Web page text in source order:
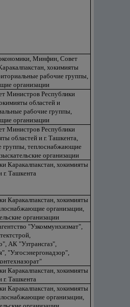
Минфин, Совет
хокимияты
рабочие группы,
организации
Министров Республики
областей и
рабочие группы,
организации
Министров Республики
областей и г. Ташкента,
группы, теплоснабжающие
организации
Каракалпакстан, хокимияты
г. Ташкента
Каракалпакстан, хокимияты
организации,
организации
"Узкоммунхизмат",
АК "Узтрансгаз",
"Узгосэнергонадзор",
Каракалпакстан, хокимияты
г. Ташкента
Каракалпакстан, хокимияты
организации,